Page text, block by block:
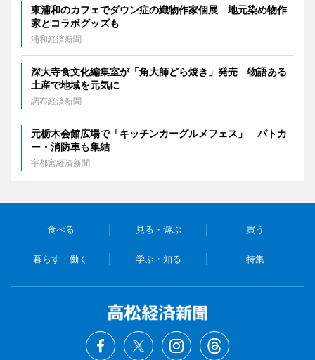
東浦和のカフェでダウン症の織物作家個展 地元染め物作
家とコラボグッズも
浦和経済新聞
深大寺食文化編集室が「角大師どら焼き」発売 物語ある
土産で地域を元気に
調布経済新聞
元栃木会館広場で「キッチンカーグルメフェス」 パトカ
ー・消防車も集結
宇都宮経済新聞
食べる 見る・遊ぶ 買う
暮らす・働く 学ぶ・知る 特集